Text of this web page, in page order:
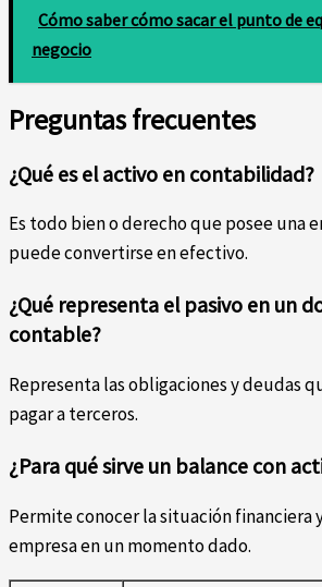
Cómo saber cómo sacar el punto de
negocio
Preguntas frecuentes
¿Qué es el activo en contabilidad?
Es todo bien o derecho que posee una
puede convertirse en efectivo.
¿Qué representa el pasivo en un
contable?
Representa las obligaciones y deudas
pagar a terceros.
¿Para qué sirve un balance con
Permite conocer la situación financiera
empresa en un momento dado.